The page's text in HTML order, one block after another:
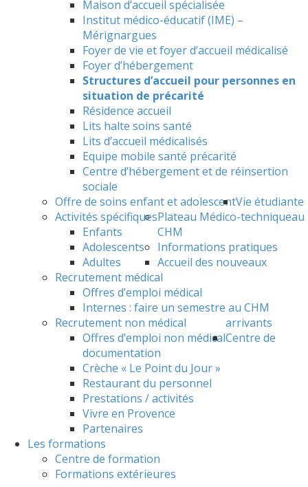
Maison d’accueil spécialisée
Institut médico-éducatif (IME) –
Mérignargues
Foyer de vie et foyer d’accueil médicalisé
Foyer d’hébergement
Structures d’accueil pour personnes en
situation de précarité
Résidence accueil
Lits halte soins santé
Lits d’accueil médicalisés
Equipe mobile santé précarité
Centre d’hébergement et de réinsertion
sociale
Offre de soins enfant et adolescent
Activités spécifiques
Enfants
Adolescents
Adultes
Plateau Médico-technique
Recrutement médical
Offres d’emploi médical
Internes : faire un semestre au CHM
Vie étudiante
au
CHM
Recrutement non médical
Offres d’emploi non médical
Informations pratiques
Accueil des nouveaux
arrivants
Centre de
documentation
Crèche « Le Point du Jour »
Restaurant du personnel
Prestations / activités
Vivre en Provence
Partenaires
Les formations
Centre de formation
Formations extérieures